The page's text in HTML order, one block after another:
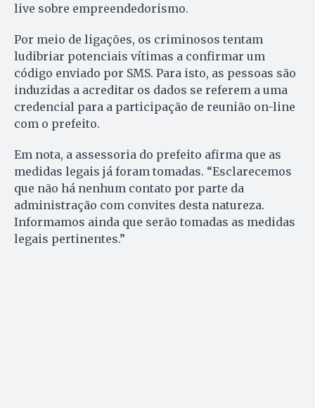
live sobre empreendedorismo.
Por meio de ligações, os criminosos tentam
ludibriar potenciais vítimas a confirmar um
código enviado por SMS. Para isto, as pessoas são
induzidas a acreditar os dados se referem a uma
credencial para a participação de reunião on-line
com o prefeito.
Em nota, a assessoria do prefeito afirma que as
medidas legais já foram tomadas. “Esclarecemos
que não há nenhum contato por parte da
administração com convites desta natureza.
Informamos ainda que serão tomadas as medidas
legais pertinentes.”